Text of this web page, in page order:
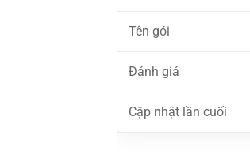
Tên gói
Đánh giá
Cập nhật lần cuối